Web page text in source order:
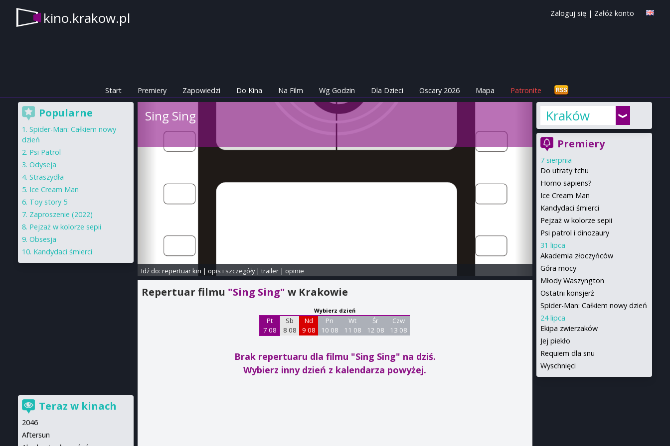
kino.krakow.pl Zaloguj się | Załóż konto
Start Premiery Zapowiedzi Do Kina Na Film Wg Godzin Dla Dzieci Oscary 2026 Mapa Patronite
Sing Sing
Idź do: repertuar kin | opis i szczegóły| trailer| opinie
Repertuar filmu "Sing Sing"w Krakowie
Wybierz dzień
Pt
7 08
Sb
8 08
Nd
9 08
Pn
10 08
Wt
11 08
Śr
12 08
Czw
13 08
Brak repertuaru dla filmu "Sing Sing" na dziś.
Wybierz inny dzień z kalendarza powyżej.
Kraków
Premiery
7 sierpnia
Do utraty tchu
Homo sapiens?
Ice Cream Man
Kandydaci śmierci
Pejzaż w kolorze sepii
Psi patrol i dinozaury
31 lipca
Akademia złoczyńców
Góra mocy
Młody Waszyngton
Ostatni konsjerż
Spider-Man: Całkiem nowy dzień
24 lipca
Ekipa zwierzaków
Jej piekło
Requiem dla snu
Wyschnięci
Popularne
Spider-Man: Całkiem nowy
dzień
Psi Patrol
Odyseja
Straszydła
Ice Cream Man
Toy story 5
Zaproszenie (2022)
Pejzaż w kolorze sepii
Obsesja
Kandydaci śmierci
Teraz w kinach
2046
Aftersun